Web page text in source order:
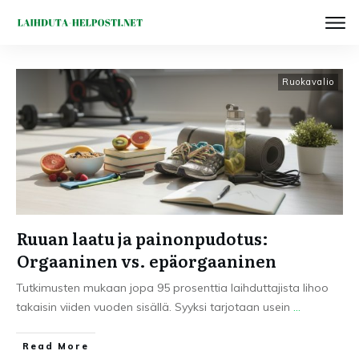
Ruokavalio
Ruuan laatu ja painonpudotus:
Orgaaninen vs. epäorgaaninen
Tutkimusten mukaan jopa 95 prosenttia laihduttajista lihoo
takaisin viiden vuoden sisällä. Syyksi tarjotaan usein ...
Read More